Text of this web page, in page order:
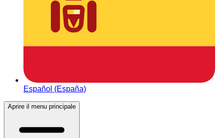
Español (España)
Aprire il menu principale